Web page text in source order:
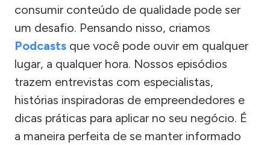
consumir conteúdo de qualidade pode ser
um desafio. Pensando nisso, criamos
Podcasts que você pode ouvir em qualquer
lugar, a qualquer hora. Nossos episódios
trazem entrevistas com especialistas,
histórias inspiradoras de empreendedores e
dicas práticas para aplicar no seu negócio. É
a maneira perfeita de se manter informado